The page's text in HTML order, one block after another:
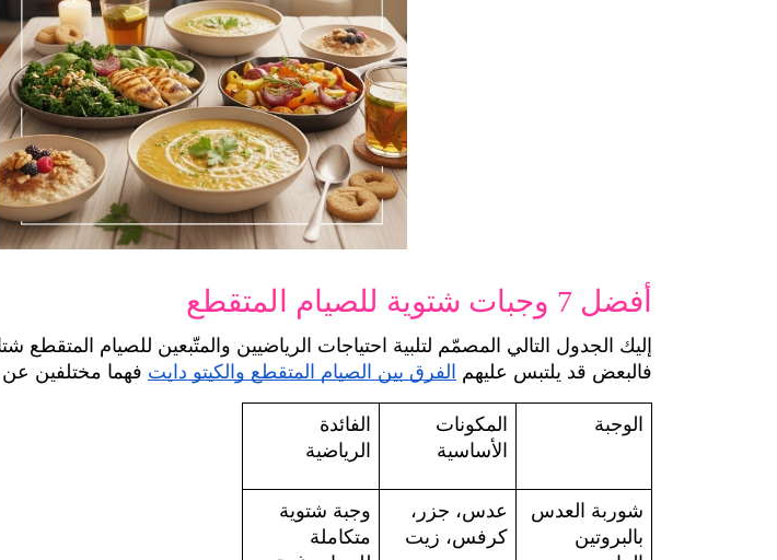
أفضل 7 وجبات شتوية للصيام المتقطع
فالبعض قد يلتبس عليهم الفرق بين الصيام المتقطع والكيتو دايت فهما مختلفين عن
الوجبة
الأساسية
الرياضية